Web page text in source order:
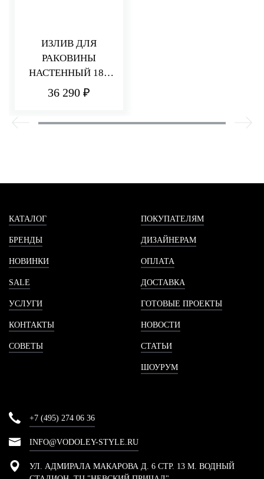
ИЗЛИВ ДЛЯ
РАКОВИНЫ
НАСТЕННЫЙ 185
ММ PA36
36 290 ₽
КАТАЛОГ
БРЕНДЫ
НОВИНКИ
SALE
УСЛУГИ
КОНТАКТЫ
СОВЕТЫ
ПОКУПАТЕЛЯМ
ДИЗАЙНЕРАМ
ОПЛАТА
ДОСТАВКА
ГОТОВЫЕ ПРОЕКТЫ
НОВОСТИ
СТАТЬИ
ШОУРУМ
+7 (495) 274 06 36
INFO@VODOLEY-STYLE.RU
УЛ. АДМИРАЛА МАКАРОВА Д. 6 СТР. 13 М. ВОДНЫЙ